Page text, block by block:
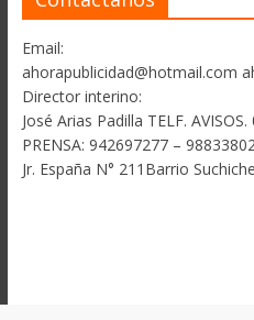
Email:
ahorapublicidad@hotmail.com
Director interino:
José Arias Padilla TELF.
PRENSA: 942697277 –
Jr. España N° 211Barrio